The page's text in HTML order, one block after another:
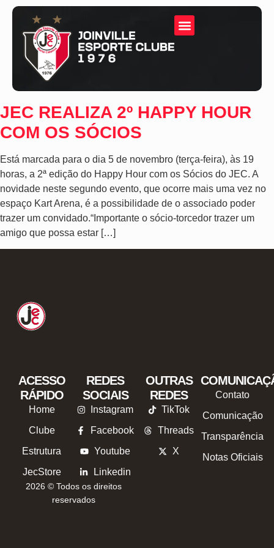
JEC REALIZA 2º HAPPY HOUR
COM OS SÓCIOS
Está marcada para o dia 5 de novembro (terça-feira), às 19
horas, a 2ª edição do Happy Hour com os Sócios do JEC. A
novidade neste segundo evento, que ocorre mais uma vez no
espaço Kart Arena, é a possibilidade de o associado poder
trazer um convidado.“Importante o sócio-torcedor trazer um
amigo que possa estar […]
ACESSO
RÁPIDO
Home
Clube
Estrutura
JecStore
REDES
SOCIAIS
Instagram
Facebook
Youtube
Linkedin
OUTRAS
REDES
TikTok
Threads
X
Contato
Comunicação
Transparência
Notas Oficiais
2026 © Todos os direitos
reservados